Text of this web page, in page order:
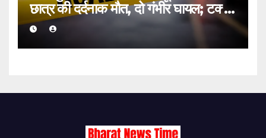
छात्र की दर्दनाक मौत, दो गंभीर घायल; टक्कर
मारकर चालक फरार